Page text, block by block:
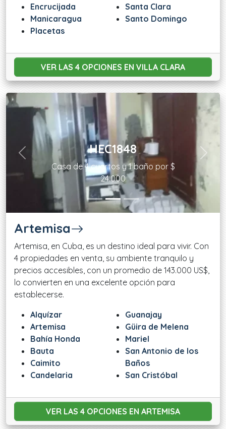
Encrucijada
Manicaragua
Placetas
Santa Clara
Santo Domingo
VER LAS 4 OPCIONES EN VILLA CLARA
HEC1848
Casa de 4 cuartos y 1 baño por $
24.000
Previous Next
Artemisa
Artemisa, en Cuba, es un destino ideal para vivir. Con
4 propiedades en venta, su ambiente tranquilo y
precios accesibles, con un promedio de 143.000 US$,
lo convierten en una excelente opción para
establecerse.
Alquízar
Artemisa
Bahía Honda
Bauta
Caimito
Candelaria
Guanajay
Güira de Melena
Mariel
San Antonio de los
Baños
San Cristóbal
VER LAS 4 OPCIONES EN ARTEMISA